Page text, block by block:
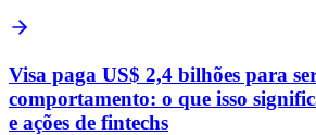
Visa paga US$ 2,4 bilhões para
comportamento: o que isso
e ações de fintechs